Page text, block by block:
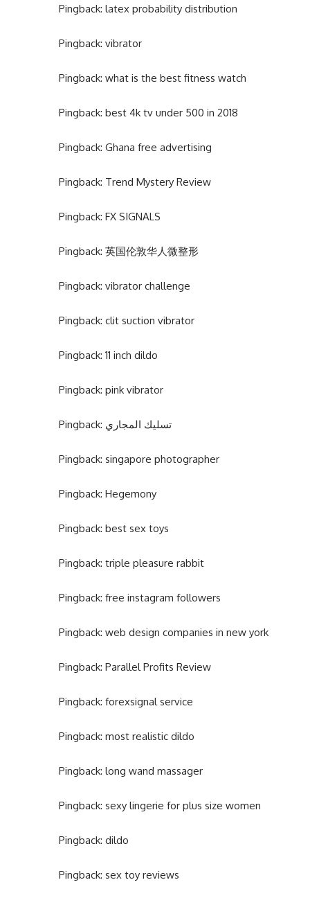
Pingback: latex probability distribution
Pingback: vibrator
Pingback: what is the best fitness watch
Pingback: best 4k tv under 500 in 2018
Pingback: Ghana free advertising
Pingback: Trend Mystery Review
Pingback: FX SIGNALS
Pingback: 英国伦敦华人微整形
Pingback: vibrator challenge
Pingback: clit suction vibrator
Pingback: 11 inch dildo
Pingback: pink vibrator
Pingback: تسليك المجاري
Pingback: singapore photographer
Pingback: Hegemony
Pingback: best sex toys
Pingback: triple pleasure rabbit
Pingback: free instagram followers
Pingback: web design companies in new york
Pingback: Parallel Profits Review
Pingback: forexsignal service
Pingback: most realistic dildo
Pingback: long wand massager
Pingback: sexy lingerie for plus size women
Pingback: dildo
Pingback: sex toy reviews